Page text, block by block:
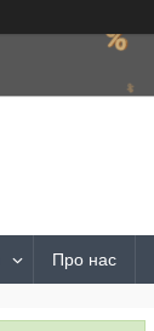
Про нас